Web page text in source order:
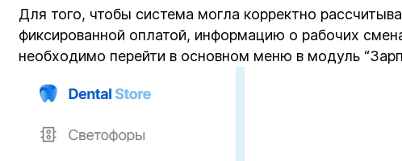
Для того, чтобы система могла корректно
фиксированной оплатой, информацию о рабочих
необходимо перейти в основном меню в модуль